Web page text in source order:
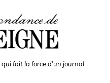
qui fait la force d'un journal